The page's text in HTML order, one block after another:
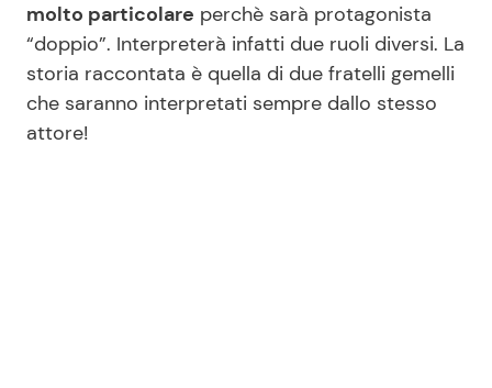
Seguici
molto particolare perchè sarà protagonista
“doppio”. Interpreterà infatti due ruoli diversi. La
storia raccontata è quella di due fratelli gemelli
che saranno interpretati sempre dallo stesso
attore!